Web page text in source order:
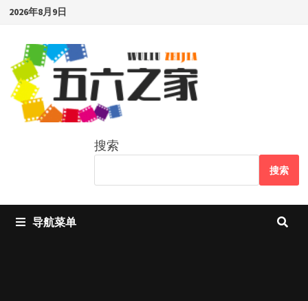
Skip
content
2026年8月9日
搜索
搜索
导航菜单